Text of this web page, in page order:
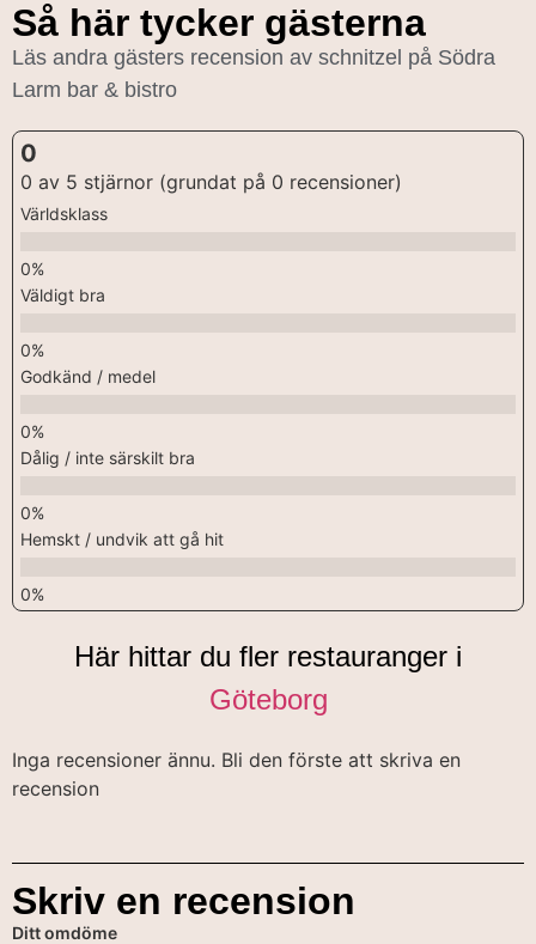
Så här tycker gästerna
Läs andra gästers recension av schnitzel på Södra
Larm bar & bistro
0
0 av 5 stjärnor (grundat på 0 recensioner)
Världsklass
Väldigt bra
Godkänd / medel
Dålig / inte särskilt bra
Hemskt / undvik att gå hit
Här hittar du fler restauranger i
Göteborg
Inga recensioner ännu. Bli den förste att skriva en
recension
Skriv en recension
Ditt omdöme